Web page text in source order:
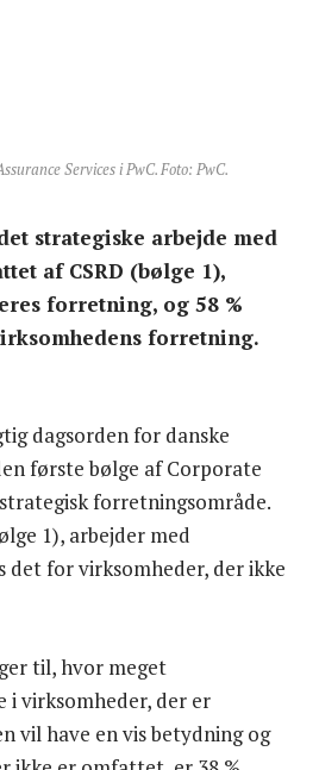
Services i PwC. Foto: PwC.
strategiske arbejde med
af CSRD (bølge 1),
forretning, og 58 %
forretning.
dagsorden for danske
første bølge af Corporate
forretningsområde.
1), arbejder med
for virksomheder, der ikke
til, hvor meget
i virksomheder, der er
vil have en vis betydning og